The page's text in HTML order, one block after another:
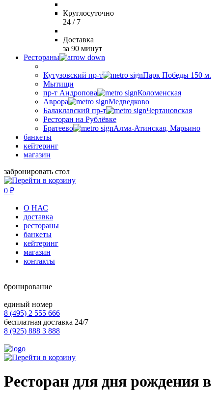
Круглосуточно
24 / 7
Доставка
за 90 минут
Рестораны
Кутузовский пр-т
Парк Победы 150 м.
Мытищи
пр-т Андропова
Коломенская
Аврора
Медведково
Балаклавский пр-т
Чертановская
Ресторан на Рублёвке
Братеево
Алма-Атинская, Марьино
банкеты
кейтеринг
магазин
забронировать стол
0 ₽
О НАС
доставка
рестораны
банкеты
кейтеринг
магазин
контакты
бронирование
единый номер
8 (495) 2 555 666
бесплатная доставка 24/7
8 (925) 888 3 888
Ресторан для дня рождения в